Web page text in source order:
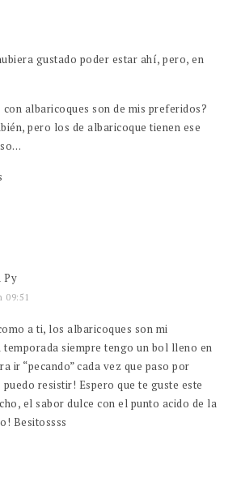
gustado poder estar ahí, pero, en
con albaricoques son de mis preferidos?
pero los de albaricoque tienen ese
Py
09:51
a ti, los albaricoques son mi
temporada siempre tengo un bol lleno en
ir “pecando” cada vez que paso por
resistir! Espero que te guste este
el sabor dulce con el punto acido de la
Besitossss